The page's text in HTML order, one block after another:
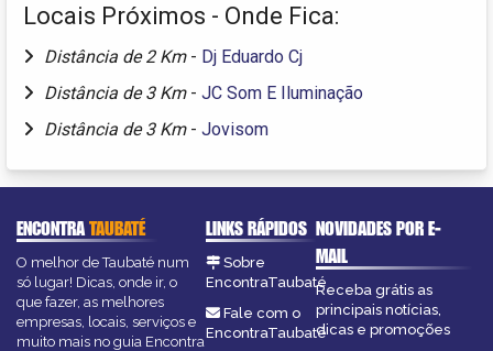
Locais Próximos - Onde Fica:
Distância de 2 Km - Dj Eduardo Cj
Distância de 3 Km - JC Som E Iluminação
Distância de 3 Km - Jovisom
ENCONTRATAUBATÉ
O melhor de Taubaté num
só lugar! Dicas, onde ir, o
que fazer, as melhores
empresas, locais, serviços e
muito mais no guia Encontra
LINKS RÁPIDOS
Sobre
EncontraTaubaté
Fale com o
EncontraTaubaté
NOVIDADES POR E-
MAIL
Receba grátis as
principais notícias,
dicas e promoções